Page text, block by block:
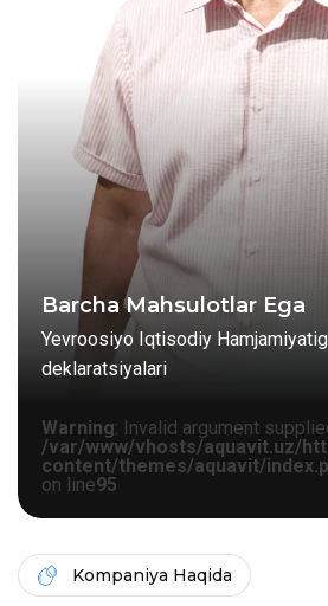
Barcha Mahsulotlar Ega
Yevroosiyo Iqtisodiy
deklaratsiyalari
Warning: Invalid argument
/var/www/vhosts/aquavit.uz/
content/themes/aquavit/
on line95
Kompaniya Haqida